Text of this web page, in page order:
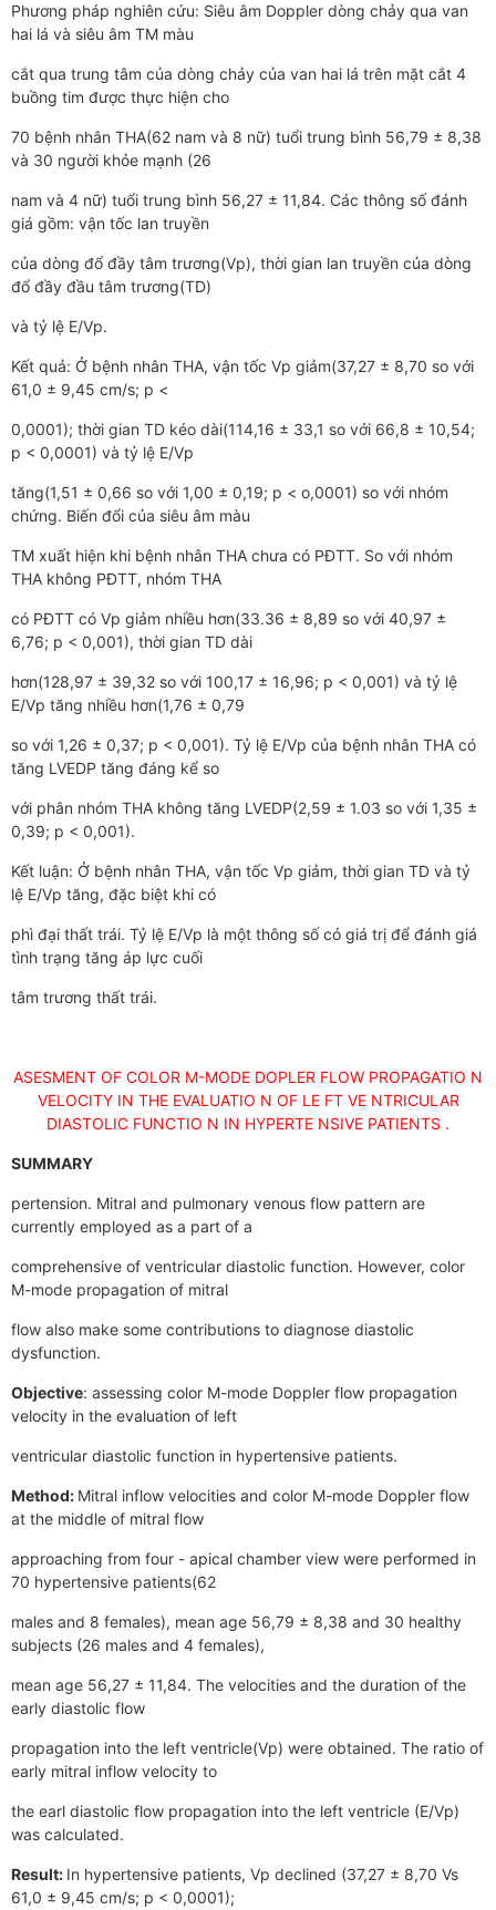
Phương pháp nghiên cứu: Siêu âm Doppler dòng chảy qua van
hai lá và siêu âm TM màu
cắt qua trung tâm của dòng chảy của van hai lá trên mặt cắt 4
buồng tim được thực hiện cho
70 bệnh nhân THA(62 nam và 8 nữ) tuổi trung bình 56,79 ± 8,38
và 30 người khỏe mạnh (26
nam và 4 nữ) tuổi trung bình 56,27 ± 11,84. Các thông số đánh
giá gồm: vận tốc lan truyền
của dòng đổ đầy tâm trương(Vp), thời gian lan truyền của dòng
đổ đầy đầu tâm trương(TD)
và tỷ lệ E/Vp.
Kết quả: Ở bệnh nhân THA, vận tốc Vp giảm(37,27 ± 8,70 so với
61,0 ± 9,45 cm/s; p <
0,0001); thời gian TD kéo dài(114,16 ± 33,1 so với 66,8 ± 10,54;
p < 0,0001) và tỷ lệ E/Vp
tăng(1,51 ± 0,66 so với 1,00 ± 0,19; p < o,0001) so với nhóm
chứng. Biến đổi của siêu âm màu
TM xuất hiện khi bệnh nhân THA chưa có PĐTT. So với nhóm
THA không PĐTT, nhóm THA
có PĐTT có Vp giảm nhiều hơn(33.36 ± 8,89 so với 40,97 ±
6,76; p < 0,001), thời gian TD dài
hơn(128,97 ± 39,32 so với 100,17 ± 16,96; p < 0,001) và tỷ lệ
E/Vp tăng nhiều hơn(1,76 ± 0,79
so với 1,26 ± 0,37; p < 0,001). Tỷ lệ E/Vp của bệnh nhân THA có
tăng LVEDP tăng đáng kể so
với phân nhóm THA không tăng LVEDP(2,59 ± 1.03 so với 1,35 ±
0,39; p < 0,001).
Kết luận: Ở bệnh nhân THA, vận tốc Vp giảm, thời gian TD và tỷ
lệ E/Vp tăng, đặc biệt khi có
phì đại thất trái. Tỷ lệ E/Vp là một thông số có giá trị để đánh giá
tình trạng tăng áp lực cuối
tâm trương thất trái.
ASESMENT OF COLOR M-MODE DOPLER FLOW PROPAGATIO N
VELOCITY IN THE EVALUATIO N OF LE FT VE NTRICULAR
DIASTOLIC FUNCTIO N IN HYPERTE NSIVE PATIENTS .
SUMMARY
pertension. Mitral and pulmonary venous flow pattern are
currently employed as a part of a
comprehensive of ventricular diastolic function. However, color
M-mode propagation of mitral
flow also make some contributions to diagnose diastolic
dysfunction.
Objective: assessing color M-mode Doppler flow propagation
velocity in the evaluation of left
ventricular diastolic function in hypertensive patients.
Method: Mitral inflow velocities and color M-mode Doppler flow
at the middle of mitral flow
approaching from four - apical chamber view were performed in
70 hypertensive patients(62
males and 8 females), mean age 56,79 ± 8,38 and 30 healthy
subjects (26 males and 4 females),
mean age 56,27 ± 11,84. The velocities and the duration of the
early diastolic flow
propagation into the left ventricle(Vp) were obtained. The ratio of
early mitral inflow velocity to
the earl diastolic flow propagation into the left ventricle (E/Vp)
was calculated.
Result: In hypertensive patients, Vp declined (37,27 ± 8,70 Vs
61,0 ± 9,45 cm/s; p < 0,0001);